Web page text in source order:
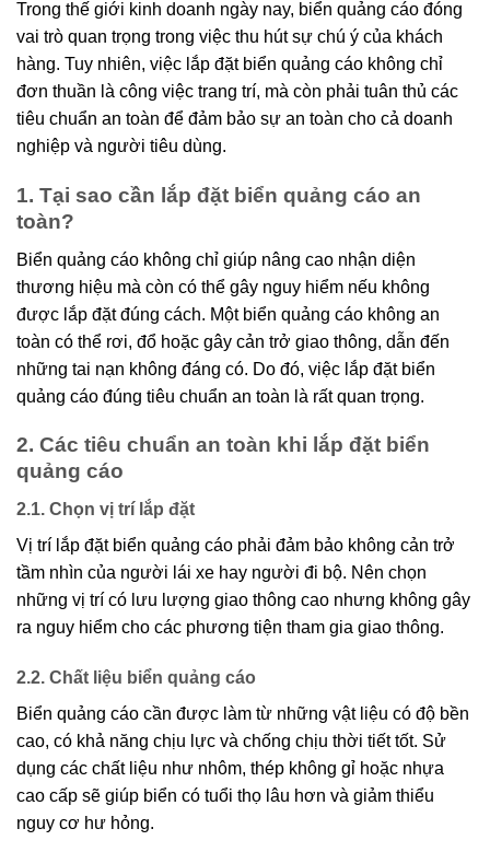
Trong thế giới kinh doanh ngày nay, biển quảng cáo đóng
vai trò quan trọng trong việc thu hút sự chú ý của khách
hàng. Tuy nhiên, việc lắp đặt biển quảng cáo không chỉ
đơn thuần là công việc trang trí, mà còn phải tuân thủ các
tiêu chuẩn an toàn để đảm bảo sự an toàn cho cả doanh
nghiệp và người tiêu dùng.
1. Tại sao cần lắp đặt biển quảng cáo an
toàn?
Biển quảng cáo không chỉ giúp nâng cao nhận diện
thương hiệu mà còn có thể gây nguy hiểm nếu không
được lắp đặt đúng cách. Một biển quảng cáo không an
toàn có thể rơi, đổ hoặc gây cản trở giao thông, dẫn đến
những tai nạn không đáng có. Do đó, việc lắp đặt biển
quảng cáo đúng tiêu chuẩn an toàn là rất quan trọng.
2. Các tiêu chuẩn an toàn khi lắp đặt biển
quảng cáo
2.1. Chọn vị trí lắp đặt
Vị trí lắp đặt biển quảng cáo phải đảm bảo không cản trở
tầm nhìn của người lái xe hay người đi bộ. Nên chọn
những vị trí có lưu lượng giao thông cao nhưng không gây
ra nguy hiểm cho các phương tiện tham gia giao thông.
2.2. Chất liệu biển quảng cáo
Biển quảng cáo cần được làm từ những vật liệu có độ bền
cao, có khả năng chịu lực và chống chịu thời tiết tốt. Sử
dụng các chất liệu như nhôm, thép không gỉ hoặc nhựa
cao cấp sẽ giúp biển có tuổi thọ lâu hơn và giảm thiểu
nguy cơ hư hỏng.